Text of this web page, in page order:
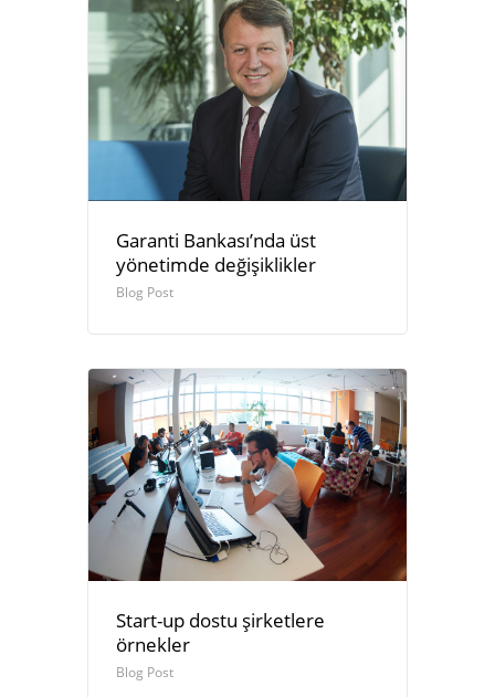
Garanti Bankası’nda üst
yönetimde değişiklikler
Blog Post
Start-up dostu şirketlere
örnekler
Blog Post